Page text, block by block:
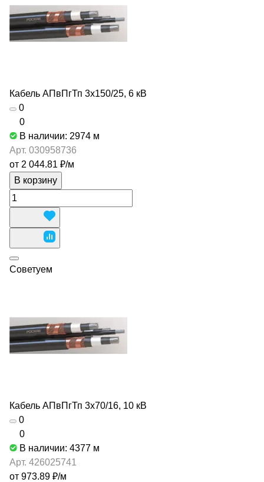
Кабель АПвПгТп 3х150/25, 6 кВ
0
0
В наличии: 2974 м
Арт. 030958736
от 2 044.81 ₽/м
В корзину
Советуем
Кабель АПвПгТп 3х70/16, 10 кВ
0
0
В наличии: 4377 м
Арт. 426025741
от 973.89 ₽/м